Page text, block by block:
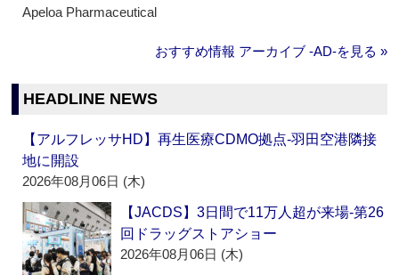
Apeloa Pharmaceutical
おすすめ情報 アーカイブ ‐AD‐を見る »
HEADLINE NEWS
【アルフレッサHD】再生医療CDMO拠点‐羽田空港隣接
地に開設
2026年08月06日 (木)
【JACDS】3日間で11万人超が来場‐第26
回ドラッグストアショー
2026年08月06日 (木)